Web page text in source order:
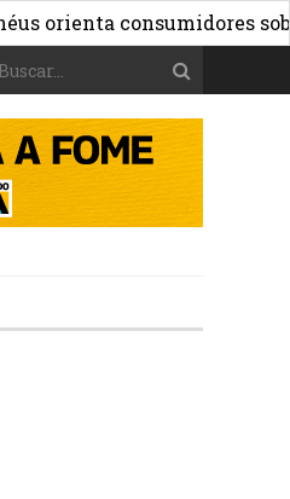
consumidores sobre os